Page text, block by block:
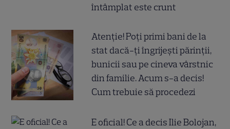
întâmplat este crunt
Atenție! Poți primi bani de la
stat dacă-ți îngrijești părinții,
bunicii sau pe cineva vârstnic
din familie. Acum s-a decis!
Cum trebuie să procedezi
E oficial! Ce a decis Ilie Bolojan,